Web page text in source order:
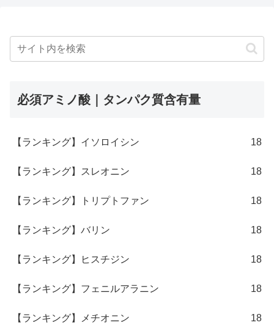
必須アミノ酸｜タンパク質含有量
【ランキング】イソロイシン 18
【ランキング】スレオニン 18
【ランキング】トリプトファン 18
【ランキング】バリン 18
【ランキング】ヒスチジン 18
【ランキング】フェニルアラニン 18
【ランキング】メチオニン 18